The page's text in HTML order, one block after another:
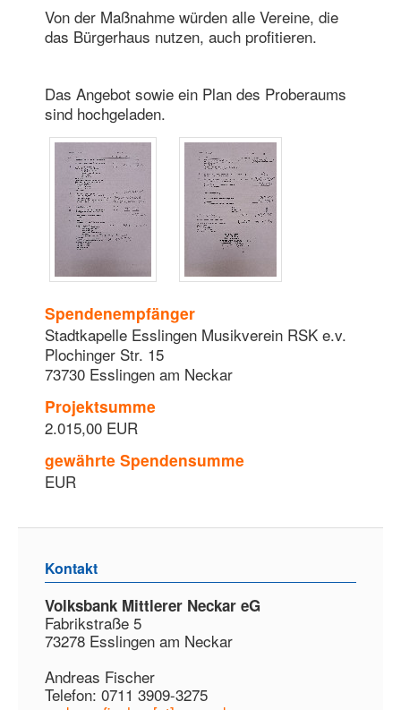
Von der Maßnahme würden alle Vereine, die
das Bürgerhaus nutzen, auch profitieren.
Das Angebot sowie ein Plan des Proberaums
sind hochgeladen.
Spendenempfänger
Stadtkapelle Esslingen Musikverein RSK e.v.
Plochinger Str. 15
73730 Esslingen am Neckar
Projektsumme
2.015,00 EUR
gewährte Spendensumme
EUR
Kontakt
Volksbank Mittlerer Neckar eG
Fabrikstraße 5
73278 Esslingen am Neckar
Andreas Fischer
Telefon: 0711 3909-3275